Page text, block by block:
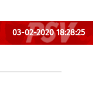
03-02-2020 18:28:25